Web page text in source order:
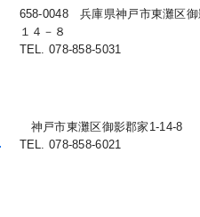
658-0048 兵庫県神戸市東灘区御
１４－８
TEL. 078-858-5031
神戸市東灘区御影郡家1-14-8
TEL. 078-858-6021